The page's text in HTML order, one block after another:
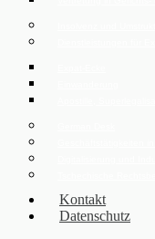
Kontakt
Datenschutz